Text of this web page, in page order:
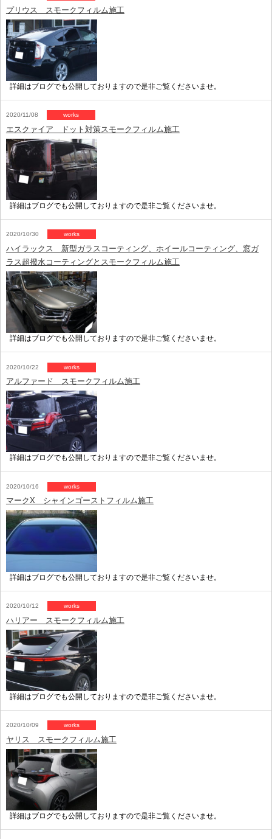
プリウス スモークフィルム施工
詳細はブログでも公開しておりますので是非ご覧くださいませ。
2020/11/08 works
エスクァイア ドット対策スモークフィルム施工
詳細はブログでも公開しておりますので是非ご覧くださいませ。
2020/10/30 works
ハイラックス 新型ガラスコーティング、ホイールコーティング、窓ガ
ラス超撥水コーティングとスモークフィルム施工
詳細はブログでも公開しておりますので是非ご覧くださいませ。
2020/10/22 works
アルファード スモークフィルム施工
詳細はブログでも公開しておりますので是非ご覧くださいませ。
2020/10/16 works
マークX シャインゴーストフィルム施工
詳細はブログでも公開しておりますので是非ご覧くださいませ。
2020/10/12 works
ハリアー スモークフィルム施工
詳細はブログでも公開しておりますので是非ご覧くださいませ。
2020/10/09 works
ヤリス スモークフィルム施工
詳細はブログでも公開しておりますので是非ご覧くださいませ。